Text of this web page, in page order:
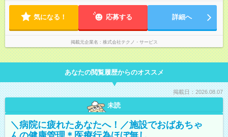
気になる！ 応募する 詳細へ
掲載元企業名 株式会社テクノ・サービス
あなたの閲覧履歴からのオススメ
掲載日：2026.08.07
未読
＼病院に疲れたあなたへ！／施設でおばあちゃ